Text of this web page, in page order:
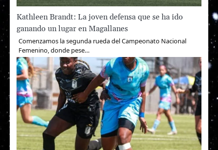
Kathleen Brandt: La joven defensa que se ha ido
ganando un lugar en Magallanes
Comenzamos la segunda rueda del Campeonato Nacional
Femenino, donde pese…